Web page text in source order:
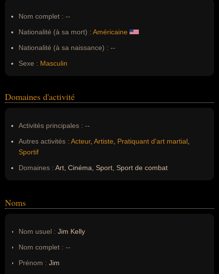
Nom complet : --
Nationalité (à sa mort) : Américaine
Nationalité (à sa naissance) : --
Sexe : Masculin
Domaines d'activité
Activités principales : --
Autres activités : Acteur, Artiste Pratiquant d'art martial
Sportif
Domaines : Art, Cinéma, Sport, Sport de combat
Noms
Nom usuel : Jim Kelly
Nom complet : --
Prénom : Jim